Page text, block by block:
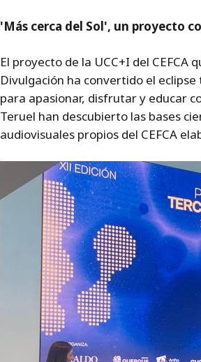
'Más cerca del Sol', un proyecto
El proyecto de la UCC+I del
Divulgación ha convertido el
para apasionar, disfrutar y educar
Teruel han descubierto las bases
audiovisuales propios del CEFCA